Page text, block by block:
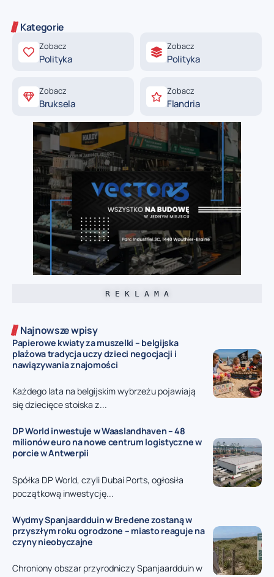
Kategorie
Zobacz
Polityka
Zobacz
Polityka
Zobacz
Bruksela
Zobacz
Flandria
R E K L A M A
Najnowsze wpisy
Papierowe kwiaty za muszelki – belgijska
plażowa tradycja uczy dzieci negocjacji i
nawiązywania znajomości
Każdego lata na belgijskim wybrzeżu pojawiają
się dziecięce stoiska z...
DP World inwestuje w Waaslandhaven – 48
milionów euro na nowe centrum logistyczne w
porcie w Antwerpii
Spółka DP World, czyli Dubai Ports, ogłosiła
początkową inwestycję...
Wydmy Spanjaardduin w Bredene zostaną w
przyszłym roku ogrodzone – miasto reaguje na
czyny nieobyczajne
Chroniony obszar przyrodniczy Spanjaardduin w